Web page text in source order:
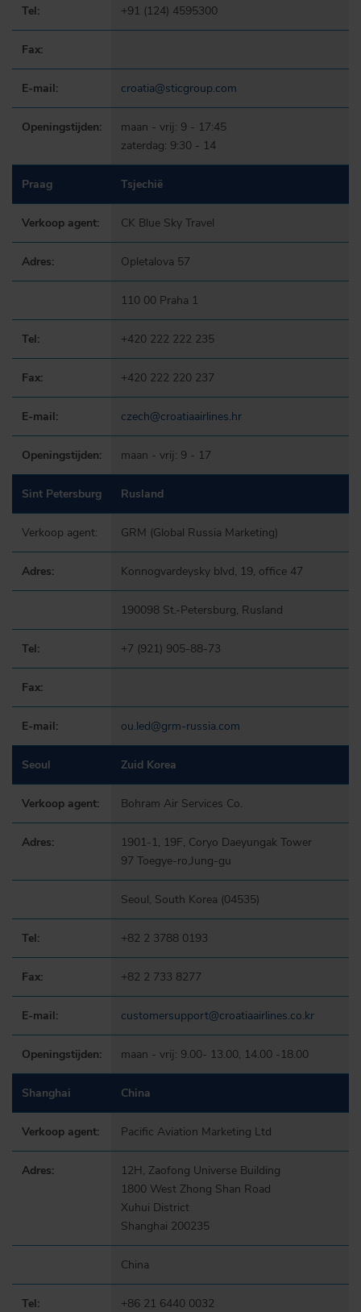
Tel:
Fax:
E-mail:
Openingstijden:
Praag
Verkoop agent:
Adres:
Tel:
Fax:
E-mail:
Openingstijden:
Sint Petersburg
Verkoop agent:
Adres:
Tel:
Fax:
E-mail:
Seoul
Verkoop agent:
Adres:
Tel:
Fax:
E-mail:
Openingstijden:
Shanghai
Verkoop agent:
Adres:
Tel:
+91 (124) 4595300
croatia@sticgroup.com
maan - vrij: 9 - 17:45
zaterdag: 9:30 - 14
Tsjechië
CK Blue Sky Travel
Opletalova 57
110 00 Praha 1
+420 222 222 235
+420 222 220 237
czech@croatiaairlines.hr
maan - vrij: 9 - 17
Rusland
GRM (Global Russia Marketing)
Konnogvardeysky blvd, 19, office 47
190098 St.-Petersburg, Rusland
+7 (921) 905-88-73
ou.led@grm-russia.com
Zuid Korea
Bohram Air Services Co.
1901-1, 19F, Coryo Daeyungak Tower
97 Toegye-ro,Jung-gu
Seoul, South Korea (04535)
+82 2 3788 0193
+82 2 733 8277
customersupport@croatiaairlines.co.kr
maan - vrij: 9.00- 13.00, 14.00 -18.00
China
Pacific Aviation Marketing Ltd
12H, Zaofong Universe Building
1800 West Zhong Shan Road
Xuhui District
Shanghai 200235
China
+86 21 6440 0032